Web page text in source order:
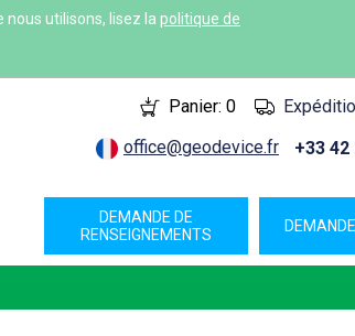
nous utilisons, lisez la politique de
Panier: 0
office@geodevice.fr +33 42
DEMANDE DE
RENSEIGNEMENTS